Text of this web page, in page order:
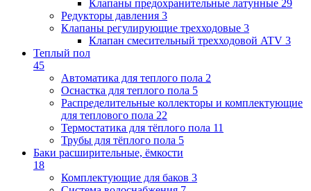
Клапаны предохранительные латунные 29
Редукторы давления 3
Клапаны регулирующие трехходовые 3
Клапан смесительный трехходовой ATV 3
Теплый пол
45
Автоматика для теплого пола 2
Оснастка для теплого пола 5
Распределительные коллекторы и комплектующие
для теплового пола 22
Термостатика для тёплого пола 11
Трубы для тёплого пола 5
Баки расширительные, ёмкости
18
Комплектующие для баков 3